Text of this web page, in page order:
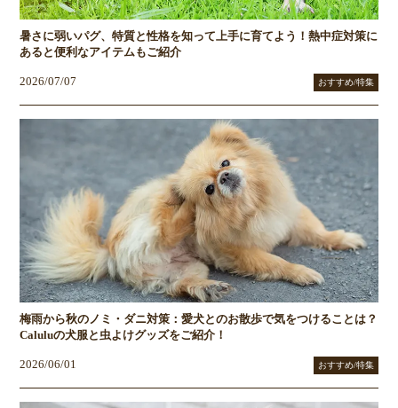
暑さに弱いパグ、特質と性格を知って上手に育てよう！熱中症対策に
あると便利なアイテムもご紹介
2026/07/07 おすすめ/特集
梅雨から秋のノミ・ダニ対策：愛犬とのお散歩で気をつけることは？
Caluluの犬服と虫よけグッズをご紹介！
2026/06/01 おすすめ/特集